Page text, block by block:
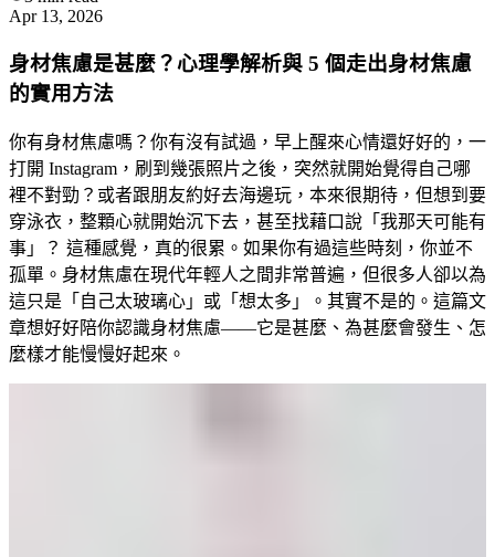
Apr 13, 2026
身材焦慮是甚麼？心理學解析與 5 個走出身材焦慮
的實用方法
你有身材焦慮嗎？你有沒有試過，早上醒來心情還好好的，一
打開 Instagram，刷到幾張照片之後，突然就開始覺得自己哪
裡不對勁？或者跟朋友約好去海邊玩，本來很期待，但想到要
穿泳衣，整顆心就開始沉下去，甚至找藉口說「我那天可能有
事」？ 這種感覺，真的很累。如果你有過這些時刻，你並不
孤單。身材焦慮在現代年輕人之間非常普遍，但很多人卻以為
這只是「自己太玻璃心」或「想太多」。其實不是的。這篇文
章想好好陪你認識身材焦慮——它是甚麼、為甚麼會發生、怎
麼樣才能慢慢好起來。